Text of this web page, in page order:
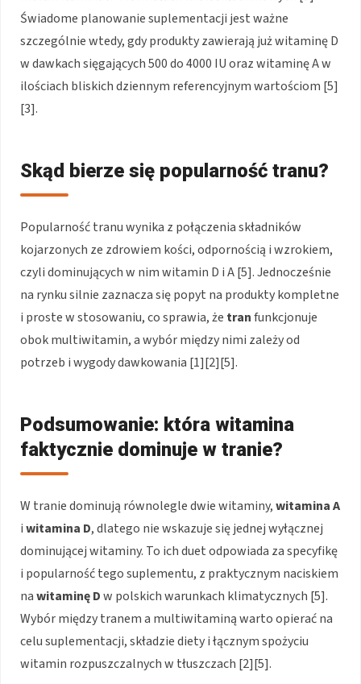
Świadome planowanie suplementacji jest ważne
szczególnie wtedy, gdy produkty zawierają już witaminę D
w dawkach sięgających 500 do 4000 IU oraz witaminę A w
ilościach bliskich dziennym referencyjnym wartościom [5]
[3].
Skąd bierze się popularność tranu?
Popularność tranu wynika z połączenia składników
kojarzonych ze zdrowiem kości, odpornością i wzrokiem,
czyli dominujących w nim witamin D i A [5]. Jednocześnie
na rynku silnie zaznacza się popyt na produkty kompletne
i proste w stosowaniu, co sprawia, że tranfunkcjonuje
obok multiwitamin, a wybór między nimi zależy od
potrzeb i wygody dawkowania [1][2][5].
Podsumowanie: która witamina
faktycznie dominuje w tranie?
W tranie dominują równolegle dwie witaminy,witamina A
iwitamina D, dlatego nie wskazuje się jednej wyłącznej
dominującej witaminy. To ich duet odpowiada za specyfikę
i popularność tego suplementu, z praktycznym naciskiem
nawitaminę Dw polskich warunkach klimatycznych [5].
Wybór między tranem a multiwitaminą warto opierać na
celu suplementacji, składzie diety i łącznym spożyciu
witamin rozpuszczalnych w tłuszczach [2][5].